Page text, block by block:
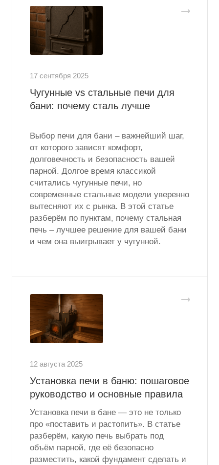
17 сентября 2025
Чугунные vs стальные печи для
бани: почему сталь лучше
Выбор печи для бани – важнейший шаг,
от которого зависят комфорт,
долговечность и безопасность вашей
парной. Долгое время классикой
считались чугунные печи, но
современные стальные модели уверенно
вытесняют их с рынка. В этой статье
разберём по пунктам, почему стальная
печь – лучшее решение для вашей бани
и чем она выигрывает у чугунной.
12 августа 2025
Установка печи в баню: пошаговое
руководство и основные правила
Установка печи в бане — это не только
про «поставить и растопить». В статье
разберём, какую печь выбрать под
объём парной, где её безопасно
разместить, какой фундамент сделать и